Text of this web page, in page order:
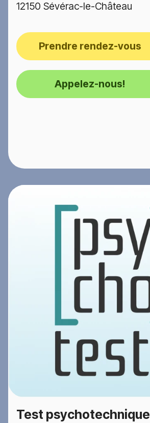
12150 Sévérac-le-Château
Prendre rendez-vous
Appelez-nous!
Test psychotechnique